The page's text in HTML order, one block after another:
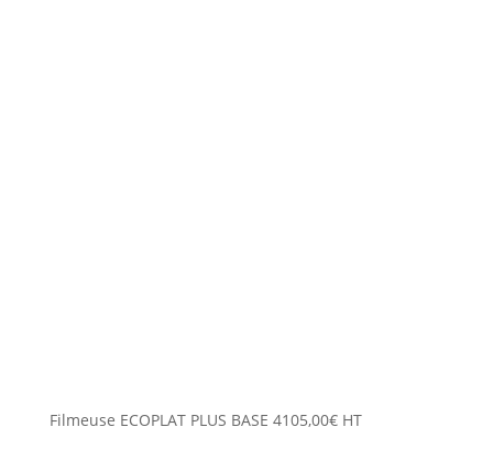
Filmeuse ECOPLAT PLUS BASE 4105,00€ HT